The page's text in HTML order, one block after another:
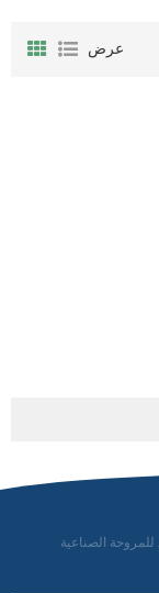
عرض
الصناعية